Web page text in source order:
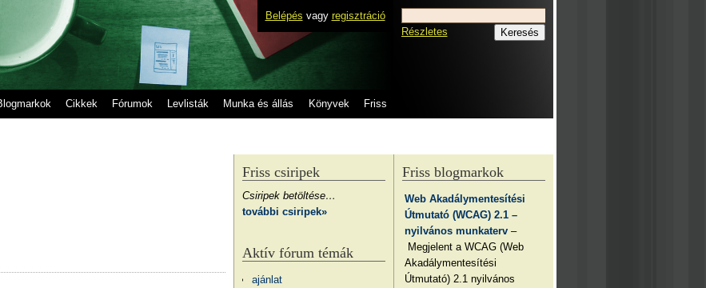
Belépés vagy regisztráció
Cikkek Fórumok Levlisták Munka és állás Könyvek Friss
Részletes
Friss blogmarkok
Web Akadálymentesítési
Útmutató (WCAG) 2.1 –
nyilvános munkaterv –
Megjelent a WCAG (Web
Akadálymentesítési
Útmutató) 2.1 nyilvános
Friss csiripek
Csiripek betöltése…
további csiripek»
Aktív fórum témák
ajánlat